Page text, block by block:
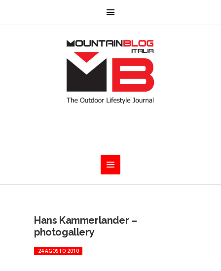
Hans Kammerlander –
photogallery
24 AGOSTO 2010